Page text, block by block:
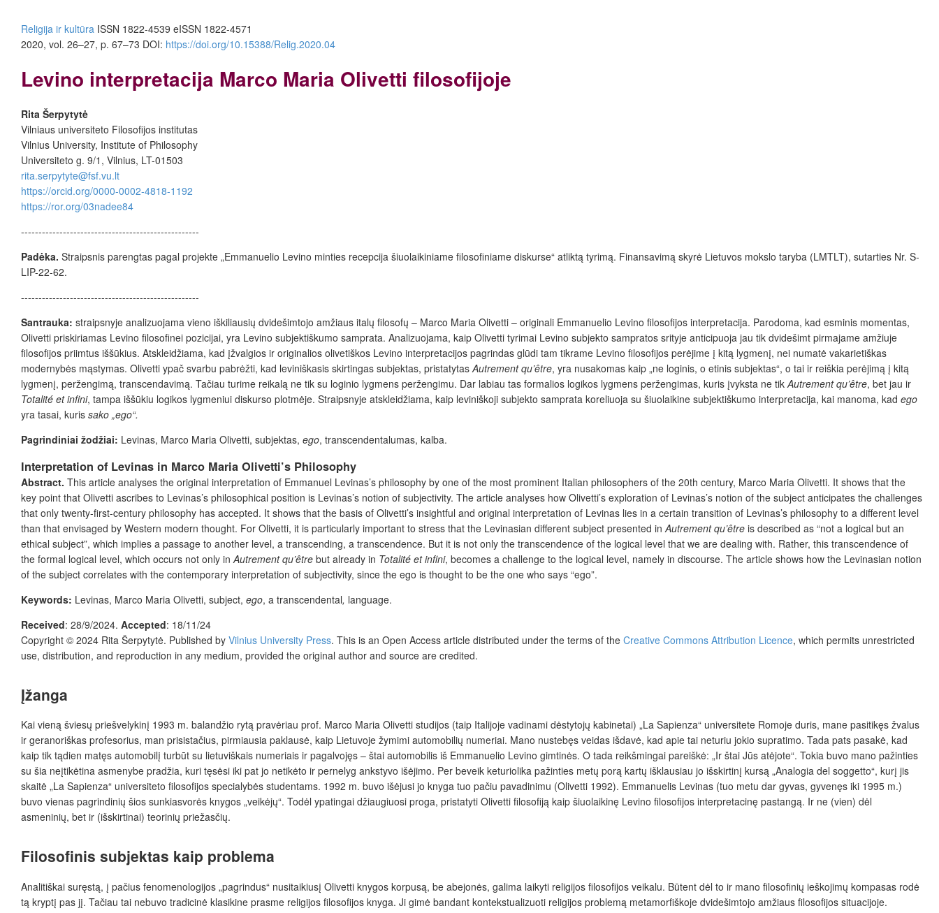
Religija ir kultūra ISSN 1822-4539 eISSN 1822-4571
2020, vol. 26–27, p. 67–73 DOI: https://doi.org/10.15388/Relig.2020.04
Levino interpretacija Marco Maria Olivetti filosofijoje
Rita Šerpytytė
Vilniaus universiteto Filosofijos institutas
Vilnius University, Institute of Philosophy
Universiteto g. 9/1, Vilnius, LT-01503
rita.serpytyte@fsf.vu.lt
https://orcid.org/0000-0002-4818-1192
https://ror.org/03nadee84
---------------------------------------------------
Padėka. Straipsnis parengtas pagal projekte „Emmanuelio Levino minties recepcija šiuolaikiniame filosofiniame diskurse“ atliktą tyrimą. Finansavimą skyrė Lietuvos mokslo taryba (LMTLT), sutarties Nr. S-
LIP-22-62.
---------------------------------------------------
Santrauka: straipsnyje analizuojama vieno iškiliausių dvidešimtojo amžiaus italų filosofų – Marco Maria Olivetti – originali Emmanuelio Levino filosofijos interpretacija. Parodoma, kad esminis momentas,
Olivetti priskiriamas Levino filosofinei pozicijai, yra Levino subjektiškumo samprata. Analizuojama, kaip Olivetti tyrimai Levino subjekto sampratos srityje anticipuoja jau tik dvidešimt pirmajame amžiuje
filosofijos priimtus iššūkius. Atskleidžiama, kad įžvalgios ir originalios olivetiškos Levino interpretacijos pagrindas glūdi tam tikrame Levino filosofijos perėjime į kitą lygmenį, nei numatė vakarietiškas
modernybės mąstymas. Olivetti ypač svarbu pabrėžti, kad leviniškasis skirtingas subjektas, pristatytas Autrement qu’être, yra nusakomas kaip „ne loginis, o etinis subjektas“, o tai ir reiškia perėjimą į kitą
lygmenį, peržengimą, transcendavimą. Tačiau turime reikalą ne tik su loginio lygmens peržengimu. Dar labiau tas formalios logikos lygmens peržengimas, kuris įvyksta ne tik Autrement qu’être, bet jau ir
Totalité et infini, tampa iššūkiu logikos lygmeniui diskurso plotmėje. Straipsnyje atskleidžiama, kaip leviniškoji subjekto samprata koreliuoja su šiuolaikine subjektiškumo interpretacija, kai manoma, kad ego
yra tasai, kuris sako „ego“.
Pagrindiniai žodžiai: Levinas, Marco Maria Olivetti, subjektas, ego, transcendentalumas, kalba.
Interpretation of Levinas in Marco Maria Olivetti’s Philosophy
Abstract. This article analyses the original interpretation of Emmanuel Levinas’s philosophy by one of the most prominent Italian philosophers of the 20th century, Marco Maria Olivetti. It shows that the
key point that Olivetti ascribes to Levinas’s philosophical position is Levinas’s notion of subjectivity. The article analyses how Olivetti’s exploration of Levinas’s notion of the subject anticipates the challenges
that only twenty-first-century philosophy has accepted. It shows that the basis of Olivetti’s insightful and original interpretation of Levinas lies in a certain transition of Levinas’s philosophy to a different level
than that envisaged by Western modern thought. For Olivetti, it is particularly important to stress that the Levinasian different subject presented in Autrement qu’être is described as “not a logical but an
ethical subject”, which implies a passage to another level, a transcending, a transcendence. But it is not only the transcendence of the logical level that we are dealing with. Rather, this transcendence of
the formal logical level, which occurs not only in Autrement qu’être but already in Totalité et infini, becomes a challenge to the logical level, namely in discourse. The article shows how the Levinasian notion
of the subject correlates with the contemporary interpretation of subjectivity, since the ego is thought to be the one who says “ego”.
Keywords: Levinas, Marco Maria Olivetti, subject, ego, a transcendental, language.
Received: 28/9/2024. Accepted: 18/11/24
Copyright © 2024 Rita Šerpytytė. Published by Vilnius University Press. This is an Open Access article distributed under the terms of the Creative Commons Attribution Licence, which permits unrestricted
use, distribution, and reproduction in any medium, provided the original author and source are credited.
Įžanga
Kai vieną šviesų priešvelykinį 1993 m. balandžio rytą pravėriau prof. Marco Maria Olivetti studijos (taip Italijoje vadinami dėstytojų kabinetai) „La Sapienza“ universitete Romoje duris, mane pasitikęs žvalus
ir geranoriškas profesorius, man prisistačius, pirmiausia paklausė, kaip Lietuvoje žymimi automobilių numeriai. Mano nustebęs veidas išdavė, kad apie tai neturiu jokio supratimo. Tada pats pasakė, kad
kaip tik tądien matęs automobilį turbūt su lietuviškais numeriais ir pagalvojęs – štai automobilis iš Emmanuelio Levino gimtinės. O tada reikšmingai pareiškė: „Ir štai Jūs atėjote“. Tokia buvo mano pažinties
su šia neįtikėtina asmenybe pradžia, kuri tęsėsi iki pat jo netikėto ir pernelyg ankstyvo išėjimo. Per beveik keturiolika pažinties metų porą kartų išklausiau jo išskirtinį kursą „Analogia del soggetto“, kurį jis
skaitė „La Sapienza“ universiteto filosofijos specialybės studentams. 1992 m. buvo išėjusi jo knyga tuo pačiu pavadinimu (Olivetti 1992). Emmanuelis Levinas (tuo metu dar gyvas, gyvenęs iki 1995 m.)
buvo vienas pagrindinių šios sunkiasvorės knygos „veikėjų“. Todėl ypatingai džiaugiuosi proga, pristatyti Olivetti filosofiją kaip šiuolaikinę Levino filosofijos interpretacinę pastangą. Ir ne (vien) dėl
asmeninių, bet ir (išskirtinai) teorinių priežasčių.
Filosofinis subjektas kaip problema
Analitiškai suręstą, į pačius fenomenologijos „pagrindus“ nusitaikiusį Olivetti knygos korpusą, be abejonės, galima laikyti religijos filosofijos veikalu. Būtent dėl to ir mano filosofinių ieškojimų kompasas rodė
tą kryptį pas jį. Tačiau tai nebuvo tradicinė klasikine prasme religijos filosofijos knyga. Ji gimė bandant kontekstualizuoti religijos problemą metamorfiškoje dvidešimtojo amžiaus filosofijos situacijoje.